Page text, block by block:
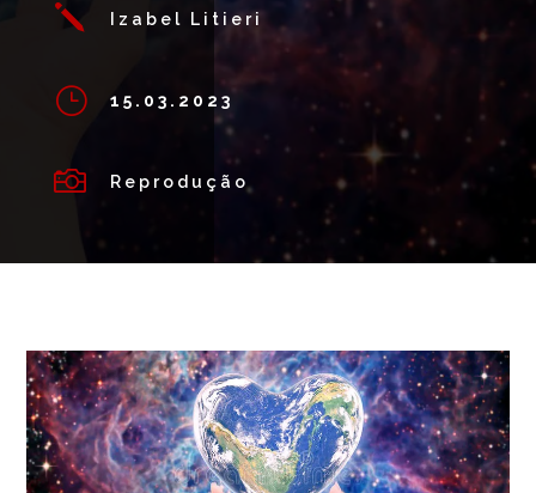
j Izabel Litieri
} 15.03.2023
 Reprodução